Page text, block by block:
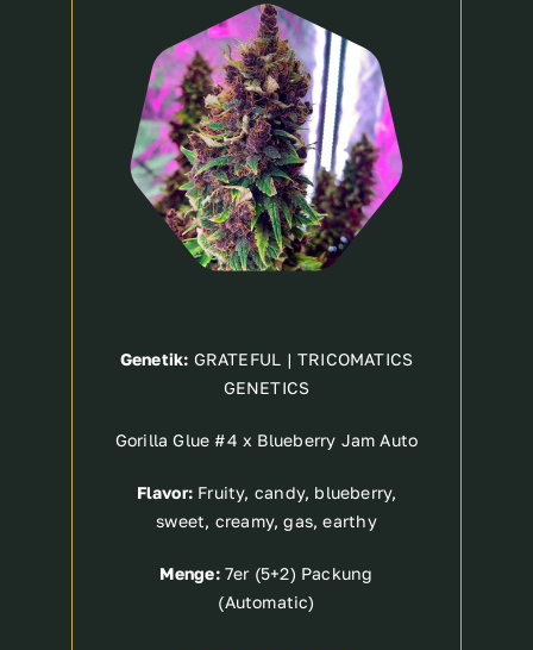
Genetik: GRATEFUL | TRICOMATICS
GENETICS
Gorilla Glue #4 x Blueberry Jam Auto
Flavor: Fruity, candy, blueberry,
sweet, creamy, gas, earthy
Menge:7er (5+2) Packung
(Automatic)